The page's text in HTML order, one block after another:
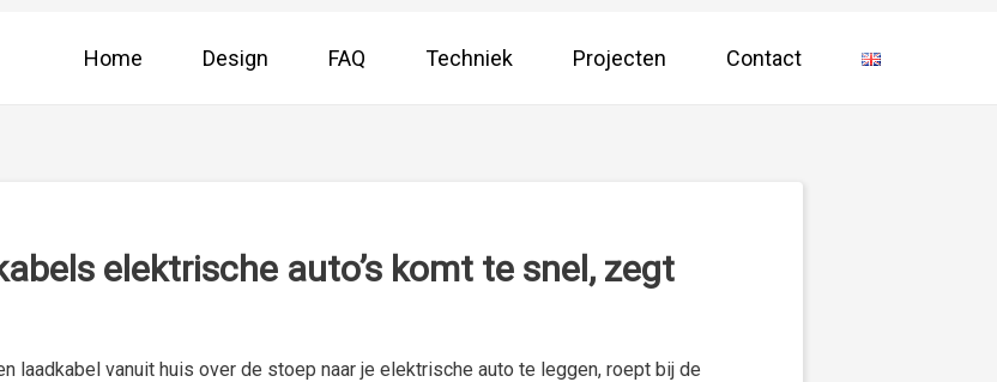
Home Design FAQ Techniek Projecten Contact
elektrische auto’s komt te snel, zegt
laadkabel vanuit huis over de stoep naar je elektrische auto te leggen, roept bij de